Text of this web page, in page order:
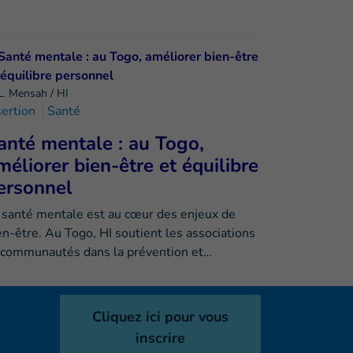
Mensah / HI
Santé
mentale : au Togo,
bien-être et équilibre
mentale est au cœur des enjeux de
être. Au Togo, HI soutient les associations
dans la prévention et…
Cliquez ici pour vous
inscrire